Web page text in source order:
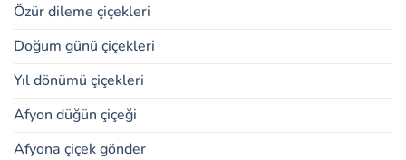
Özür dileme çiçekleri
Doğum günü çiçekleri
Yıl dönümü çiçekleri
Afyon düğün çiçeği
Afyona çiçek gönder